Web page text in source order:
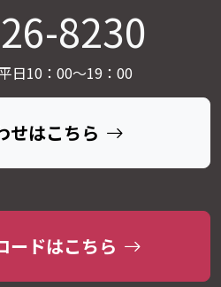
8230
10：00～19：00
せはこちら
ードはこちら